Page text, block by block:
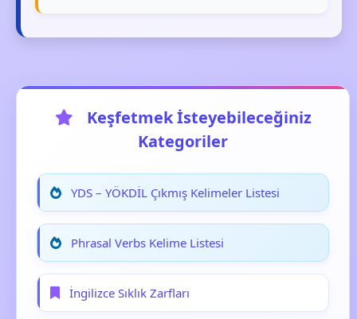
Keşfetmek İsteyebileceğiniz
Kategoriler
YDS – YÖKDİL Çıkmış Kelimeler Listesi
Phrasal Verbs Kelime Listesi
İngilizce Sıklık Zarfları